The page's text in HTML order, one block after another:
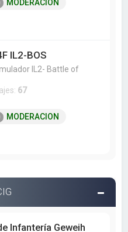
MODERACION
IL2-BOS
IL2- Battle of
67
MODERACION
Infantería Geweih